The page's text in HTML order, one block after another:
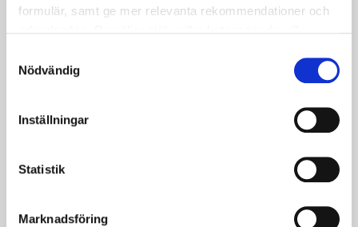
formulär, samt ge mer relevanta rekommendationer och
Nödvändig
Inställningar
Statistik
Marknadsföring
Ventilation: 22 ventilationshål
Ta din MTB-körning till nästa nivå med Lazer
Impala MIPS, en hjälm som kombinerar stil,